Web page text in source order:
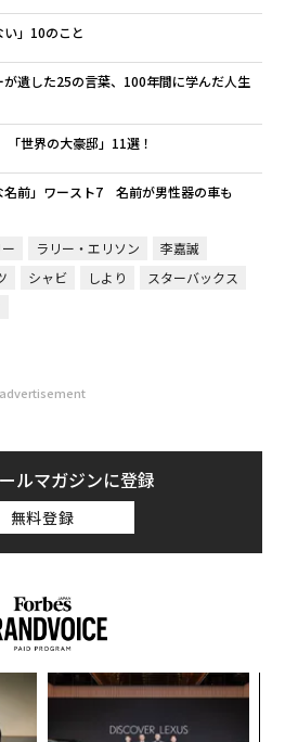
」10のこと
遺した25の言葉、100年間に学んだ人生
世界の大豪邸」11選！
名前」ワースト7 名前が男性器の車も
ラリー・エリソン
李嘉誠
シャビ しより
スターバックス
advertisement
ルマガジンに登録
無料登録